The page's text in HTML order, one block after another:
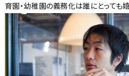
育園・幼稚園の義務化は誰にとっても